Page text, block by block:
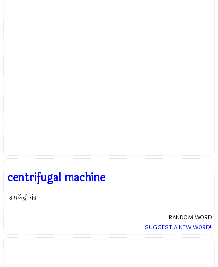
centrifugal machine
अपकेंद्री यंत्र
RANDOM WORD
SUGGEST A NEW WORD!